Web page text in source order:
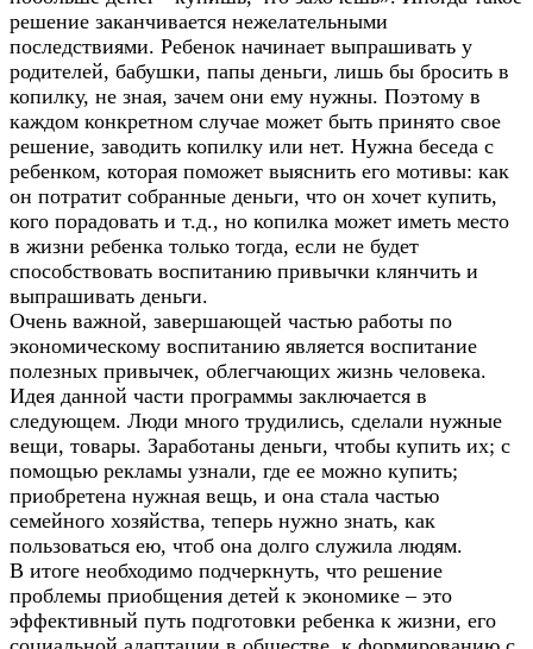
решение заканчивается нежелательными
последствиями. Ребенок начинает выпрашивать у
родителей, бабушки, папы деньги, лишь бы бросить в
копилку, не зная, зачем они ему нужны. Поэтому в
каждом конкретном случае может быть принято свое
решение, заводить копилку или нет. Нужна беседа с
ребенком, которая поможет выяснить его мотивы: как
он потратит собранные деньги, что он хочет купить,
кого порадовать и т.д., но копилка может иметь место
в жизни ребенка только тогда, если не будет
способствовать воспитанию привычки клянчить и
выпрашивать деньги.
Очень важной, завершающей частью работы по
экономическому воспитанию является воспитание
полезных привычек, облегчающих жизнь человека.
Идея данной части программы заключается в
следующем. Люди много трудились, сделали нужные
вещи, товары. Заработаны деньги, чтобы купить их; с
помощью рекламы узнали, где ее можно купить;
приобретена нужная вещь, и она стала частью
семейного хозяйства, теперь нужно знать, как
пользоваться ею, чтоб она долго служила людям.
В итоге необходимо подчеркнуть, что решение
проблемы приобщения детей к экономике – это
эффективный путь подготовки ребенка к жизни, его